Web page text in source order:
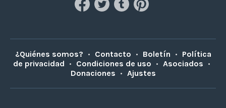
¿Quiénes somos? • Contacto • Boletín • Política
de privacidad • Condiciones de uso • Asociados •
Donaciones • Ajustes